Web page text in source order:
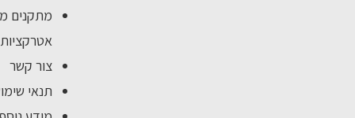
מתקנים
צור קשר
תנאי